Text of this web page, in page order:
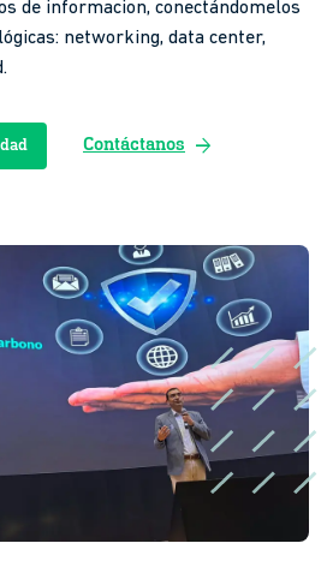
de informacion, conectándomelos
networking, data center,
Contáctanos arrow_forward